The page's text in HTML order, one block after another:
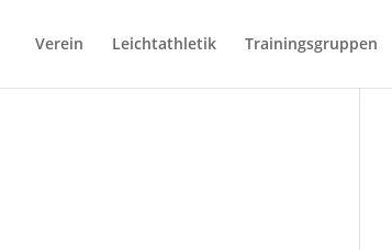
Verein Leichtathletik Trainingsgruppen